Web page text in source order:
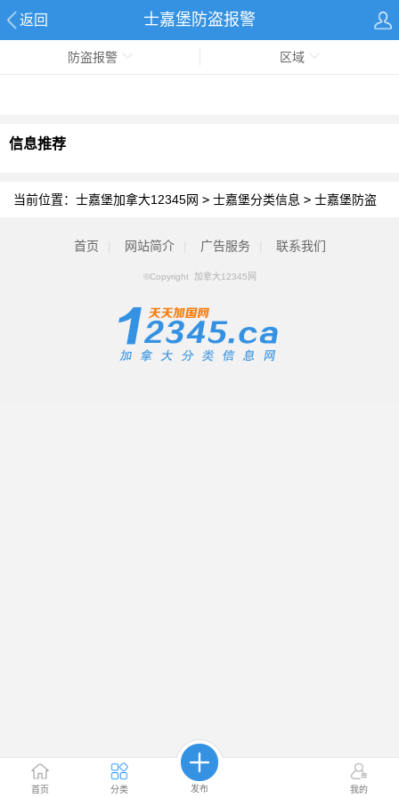
返回 士嘉堡防盗报警
首页 分类 发布 我的
防盗报警 区域
信息推荐
当前位置： 士嘉堡加拿大12345网 > 士嘉堡分类信息 > 士嘉堡防盗
首页 网站简介 广告服务 联系我们
©Copyright 加拿大12345网